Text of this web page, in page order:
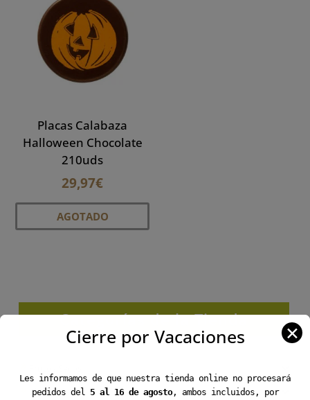
Placas Calabaza
Halloween Chocolate
210uds
29,97€
AGOTADO
Categorías de la Tienda
Chocolates
Cierre por Vacaciones ✕
Les informamos de que nuestra tienda online no procesará
pedidos del 5 al 16 de agosto, ambos incluidos, por